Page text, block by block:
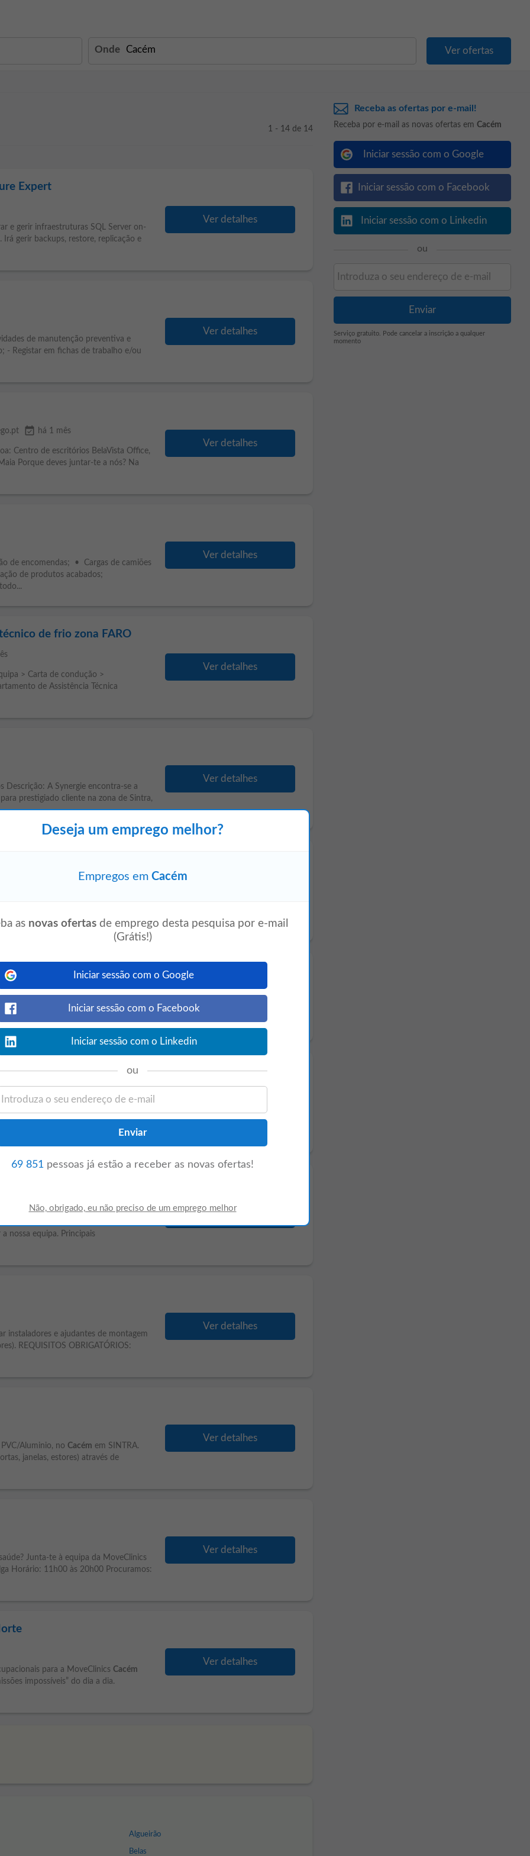
Onde
1 - 14 de 14
Expert
e gerir infraestruturas SQL Server on-
Irá gerir backups, restore, replicação e
Ver detalhes
de manutenção preventiva e
- Registar em fichas de trabalho e/ou
Ver detalhes
event_available há 1 mês
Centro de escritórios BelaVista Office,
Porque deves juntar-te a nós? Na
Ver detalhes
de encomendas; • Cargas de camiões
de produtos acabados;
Ver detalhes
de frio zona FARO
> Carta de condução >
de Assistência Técnica
Ver detalhes
Descrição: A Synergie encontra-se a
prestigiado cliente na zona de Sintra,
Ver detalhes
preferencialmente MEO
de comunicação e
então a tua oportunidade
Ver detalhes
Norte
equipas. Para tal pretendemos
para integrar a sua equipa na Clínica de
de Contabilidade organizada,
nossa equipa. Principais
Ver detalhes
instaladores e ajudantes de montagem
REQUISITOS OBRIGATÓRIOS:
Ver detalhes
Aluminio, no Cacém em SINTRA.
janelas, estores) através de
Ver detalhes
Junta-te à equipa da MoveClinics
Horário: 11h00 às 20h00 Procuramos:
Ver detalhes
para a MoveClinics Cacém
impossíveis” do dia a dia.
Ver detalhes
Algueirão
Belas
Receba as ofertas por e-mail!
Receba por e-mail as novas ofertas em Cacém
Iniciar sessão com o Google
Iniciar sessão com o Facebook
Iniciar sessão com o Linkedin
ou
Serviço gratuito. Pode cancelar a inscrição a qualquer
momento
Deseja um emprego melhor?
Empregos em Cacém
as novas ofertas de emprego desta pesquisa por e-mail
(Grátis!)
Iniciar sessão com o Google
Iniciar sessão com o Facebook
Iniciar sessão com o Linkedin
ou
69 851 pessoas já estão a receber as novas ofertas!